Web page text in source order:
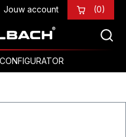
Jouw account (0)